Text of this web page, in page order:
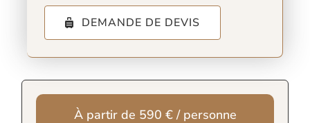
DEMANDE DE DEVIS
À partir de 590 € / personne